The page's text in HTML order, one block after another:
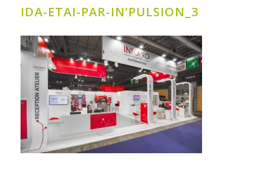
IDA-ETAI-PAR-IN’PULSION_3